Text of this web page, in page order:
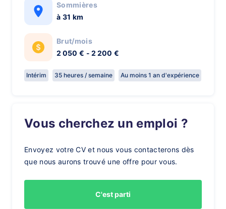
Sommières
à 31 km
Brut/mois
2 050 € - 2 200 €
Intérim 35 heures / semaine Au moins 1 an d'expérience
Vous cherchez un emploi ?
Envoyez votre CV et nous vous contacterons dès
que nous aurons trouvé une offre pour vous.
C'est parti